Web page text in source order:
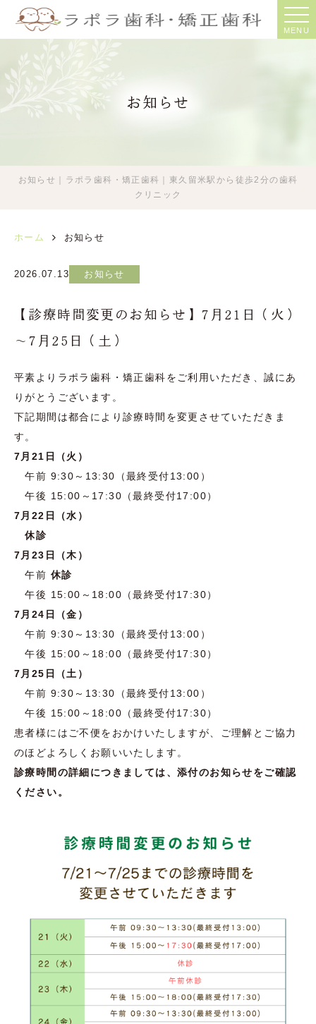
MENU
お知らせ
お知らせ｜ラポラ歯科・矯正歯科｜東久留米駅から徒歩2分の歯科
クリニック
ホーム お知らせ
2026.07.13 お知らせ
【診療時間変更のお知らせ】7月21日（火）
～7月25日（土）
平素よりラポラ歯科・矯正歯科をご利用いただき、誠にあ
りがとうございます。
下記期間は都合により診療時間を変更させていただきま
す。
7月21日（火）
午前 9:30～13:30（最終受付13:00）
午後 15:00～17:30（最終受付17:00）
7月22日（水）
休診
7月23日（木）
午前 休診
午後 15:00～18:00（最終受付17:30）
7月24日（金）
午前 9:30～13:30（最終受付13:00）
午後 15:00～18:00（最終受付17:30）
7月25日（土）
午前 9:30～13:30（最終受付13:00）
午後 15:00～18:00（最終受付17:30）
患者様にはご不便をおかけいたしますが、ご理解とご協力
のほどよろしくお願いいたします。
診療時間の詳細につきましては、添付のお知らせをご確認
ください。